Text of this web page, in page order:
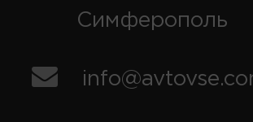
Симферополь